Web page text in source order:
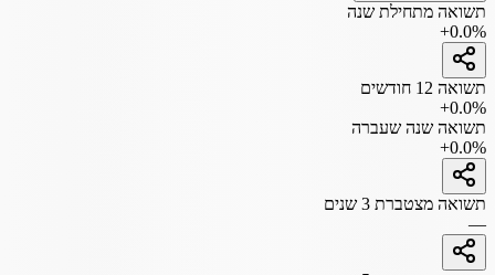
תשואה מתחילת שנה
+0.0%
תשואה 12 חודשים
+0.0%
תשואה שנה שעברה
+0.0%
תשואה מצטברת 3 שנים
—